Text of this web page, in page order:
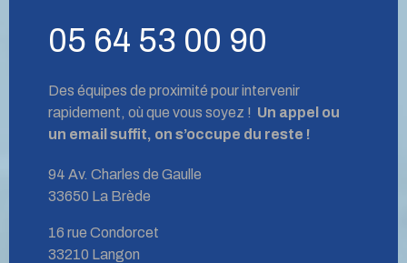
05 64 53 00 90
Des équipes de proximité pour intervenir
rapidement, où que vous soyez ! Un appel ou
un email suffit, on s’occupe du reste !
94 Av. Charles de Gaulle
33650 La Brède
16 rue Condorcet
33210 Langon